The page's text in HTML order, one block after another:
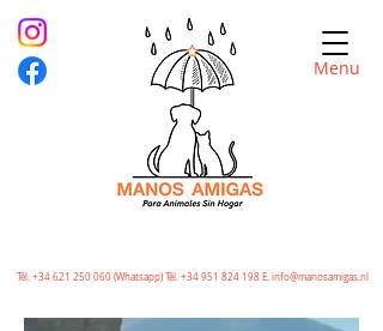
Tél. +34 621 250 060(Whatsapp) Tél. +34 951 824 198 E. info@manosamigas.nl
Menu